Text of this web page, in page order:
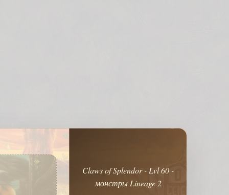
Claws of Splendor - Lvl 60 -
монстры Lineage 2